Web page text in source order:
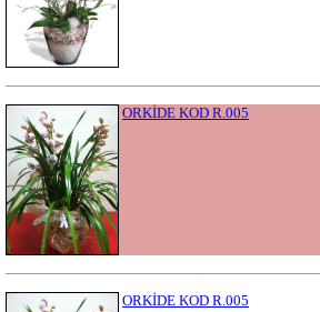
ORKİDE KOD R.005
ORKİDE KOD R.005